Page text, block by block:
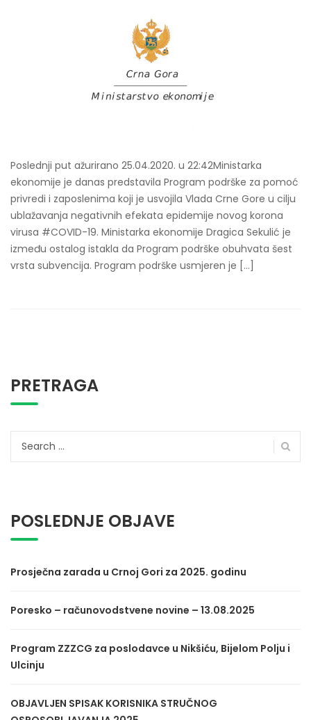
Poslednji put ažurirano 25.04.2020. u 22:42Ministarka
ekonomije je danas predstavila Program podrške za pomoć
privredi i zaposlenima koji je usvojila Vlada Crne Gore u cilju
ublažavanja negativnih efekata epidemije novog korona
virusa #COVID-19. Ministarka ekonomije Dragica Sekulić je
između ostalog istakla da Program podrške obuhvata šest
vrsta subvencija. Program podrške usmjeren je […]
PRETRAGA
POSLEDNJE OBJAVE
Prosječna zarada u Crnoj Gori za 2025. godinu
Poresko – računovodstvene novine – 13.08.2025
Program ZZZCG za poslodavce u Nikšiću, Bijelom Polju i
Ulcinju
OBJAVLJEN SPISAK KORISNIKA STRUČNOG